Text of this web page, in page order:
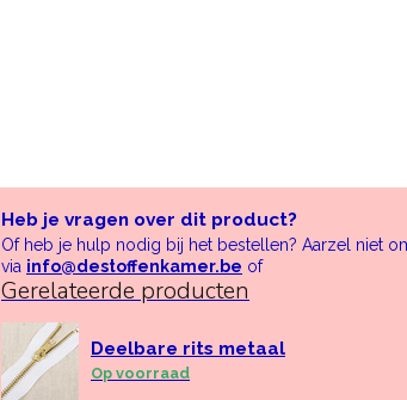
Heb je vragen over dit product?
Of heb je hulp nodig bij het bestellen? Aarzel niet
via info@destoffenkamer.be of
Gerelateerde producten
Deelbare rits metaal
Op voorraad